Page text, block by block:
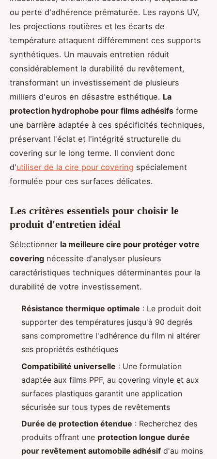
ou perte d'adhérence prématurée. Les rayons UV,
les projections routières et les écarts de
température attaquent différemment ces supports
synthétiques. Un mauvais entretien réduit
considérablement la durabilité du revêtement,
transformant un investissement de plusieurs
milliers d'euros en désastre esthétique. La
protection hydrophobe pour films adhésifs forme
une barrière adaptée à ces spécificités techniques,
préservant l'éclat et l'intégrité structurelle du
covering sur le long terme. Il convient donc
d'utiliser de la cire pour covering spécialement
formulée pour ces surfaces délicates.
Les critères essentiels pour choisir le
produit d'entretien idéal
Sélectionner la meilleure cire pour protéger votre
covering nécessite d'analyser plusieurs
caractéristiques techniques déterminantes pour la
durabilité de votre investissement.
Résistance thermique optimale : Le produit doit
supporter des températures jusqu'à 90 degrés
sans compromettre l'adhérence du film ni altérer
ses propriétés esthétiques
Compatibilité universelle : Une formulation
adaptée aux films PPF, au covering vinyle et aux
surfaces plastiques garantit une application
sécurisée sur tous types de revêtements
Durée de protection étendue : Recherchez des
produits offrant une protection longue durée
pour revêtement automobile adhésif d'au moins